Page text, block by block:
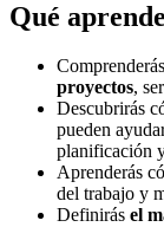
Qué
Comprenderás
proyectos,
Descubrirás
pueden
planificación
Aprenderás
del trabajo y
Definirás el